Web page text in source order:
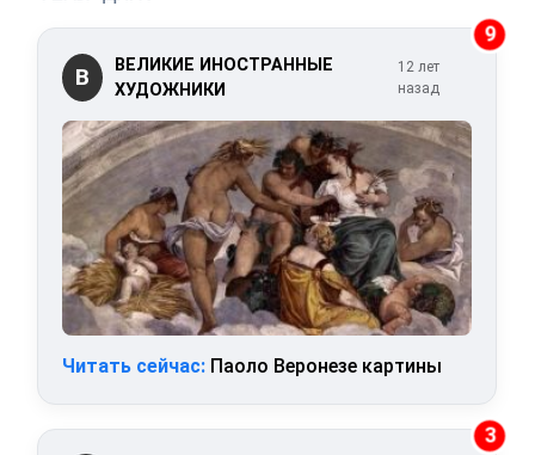
9
В
ВЕЛИКИЕ ИНОСТРАННЫЕ
ХУДОЖНИКИ
12 лет
назад
Читать сейчас: Паоло Веронезе картины
3